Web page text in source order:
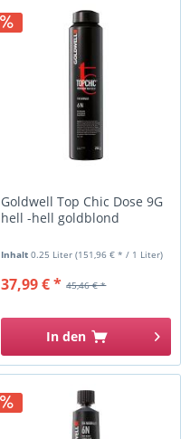
Goldwell Top Chic Dose 9G
hell -hell goldblond
Inhalt0.25 Liter(151,96 € * / 1 Liter)
45,46 € *
37,99 € *
In den